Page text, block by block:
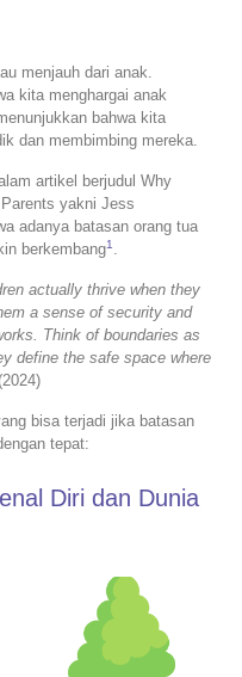
menjauh dari anak.
kita menghargai anak
bahwa kita
dan membimbing mereka.
artikel berjudul Why
yakni Jess
adanya batasan orang tua
berkembang1
actually thrive when they
a sense of security and
Think of boundaries as
define the safe space where
(2024)
bisa terjadi jika batasan
tepat:
Diri dan Dunia